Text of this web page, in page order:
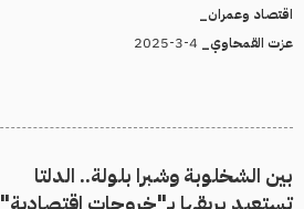
اقتصاد وعمران_
عزت القمحاوي_
بين الشخلوبة وشبرا بلولة.. الدلتا
تستعيد بريقها بـ"خروجات اقتصادية"